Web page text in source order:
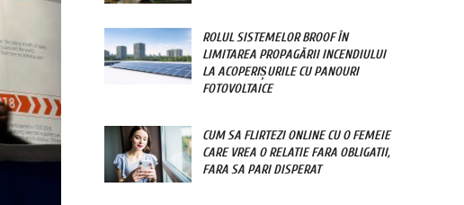
ROLUL SISTEMELOR BROOF ÎN
LIMITAREA PROPAGĂRII INCENDIULUI
LA ACOPERIȘURILE CU PANOURI
FOTOVOLTAICE
CUM SA FLIRTEZI ONLINE CU O FEMEIE
CARE VREA O RELATIE FARA OBLIGATII,
FARA SA PARI DISPERAT